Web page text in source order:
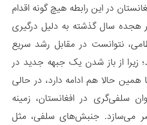
در این رابطه هیچ گونه اقدام
هجده سال گذشته به دلیل درگیری
نتوانست در مقابل رشد سریع
زیرا از باز شدن یک جبهه جدید در
حالا هم ادامه دارد، در حالی
سلفی‌گری در افغانستان، زمینه
می‌سازد. جنبش‌های سلفی، مثل